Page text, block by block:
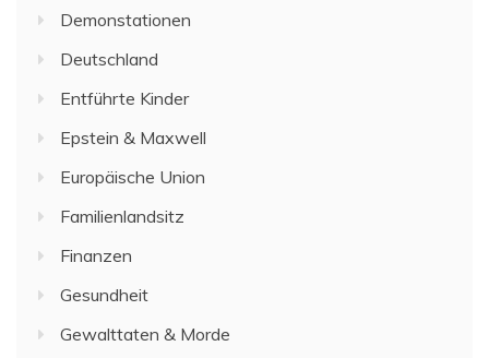
Demonstationen
Deutschland
Entführte Kinder
Epstein & Maxwell
Europäische Union
Familienlandsitz
Finanzen
Gesundheit
Gewalttaten & Morde